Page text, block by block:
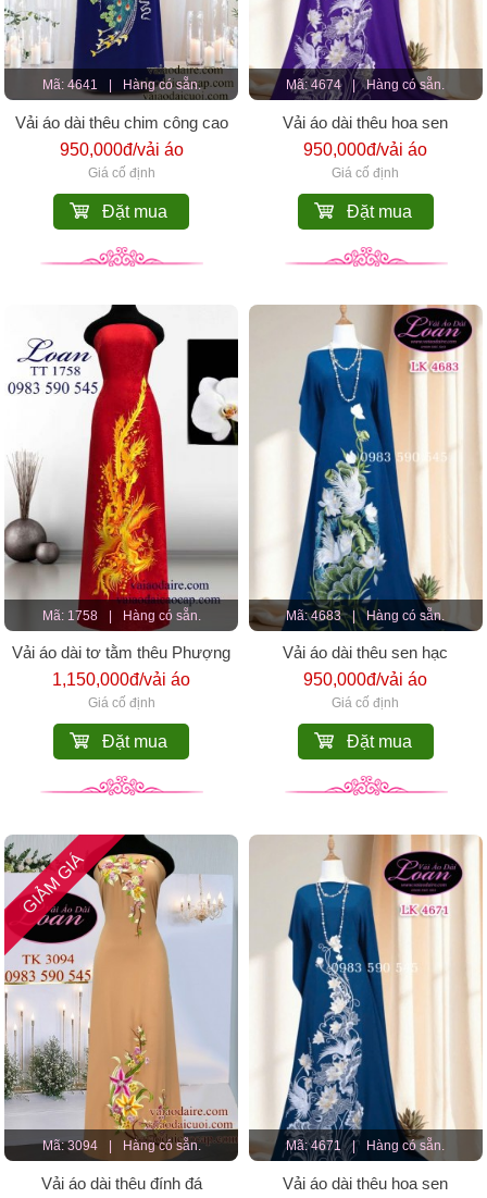
Mã: 4641 Hàng có sẵn.
Vải áo dài thêu chim công cao
cấp
950,000đ/vải áo
Giá cố định
Đặt mua
Mã: 4674 | Hàng có sẵn.
Vải áo dài thêu hoa sen
950,000đ/vải áo
Giá cố định
Đặt mua
Mã: 1758 | Hàng có sẵn.
Vải áo dài tơ tằm thêu Phượng
Hoàng
1,150,000đ/vải áo
Giá cố định
Đặt mua
Mã: 4683 | Hàng có sẵn.
Vải áo dài thêu sen hạc
950,000đ/vải áo
Giá cố định
Đặt mua
Mã: 3094 Hàng có sẵn.
GIẢM GIÁ
Vải áo dài thêu đính đá
Mã: 4671 | Hàng có sẵn.
Vải áo dài thêu hoa sen